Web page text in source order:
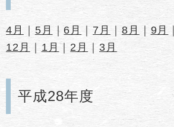
4月 ｜ 5月 ｜ 6月 ｜ 7月 ｜ 8月 ｜ 9月 ｜
12月 ｜ 1月 ｜ 2月 ｜3月
平成28年度